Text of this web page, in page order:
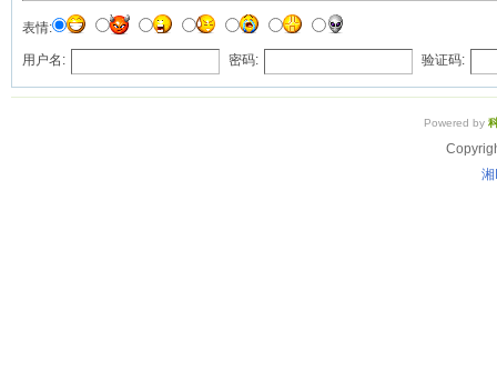
表情:
用户名: 密码: 验证码:
Powered by